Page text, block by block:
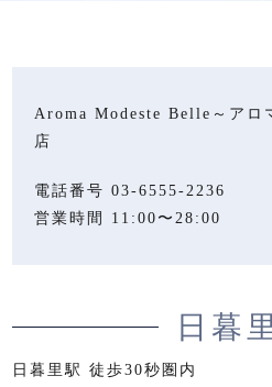
Aroma Modeste Belle～アロ
店
電話番号03-6555-2236
営業時間 11:00〜28:00
日暮
日暮里駅 徒歩30秒圏内